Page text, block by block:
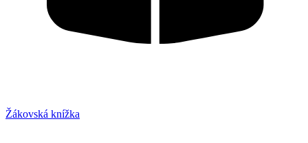
Žákovská knížka